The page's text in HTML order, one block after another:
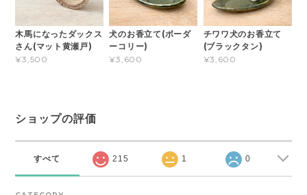
木馬になったダックス
さん(マット黄瀬戸)
¥3,500
犬のお香立て(ボーダ
ーコリー)
¥3,600
チワワ犬のお香立て
(ブラックタン)
¥3,600
ショップの評価
すべて 215 1 0